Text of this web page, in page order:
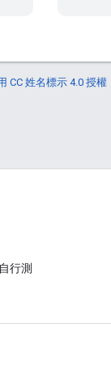
CC 姓名標示 4.0 授權
行測